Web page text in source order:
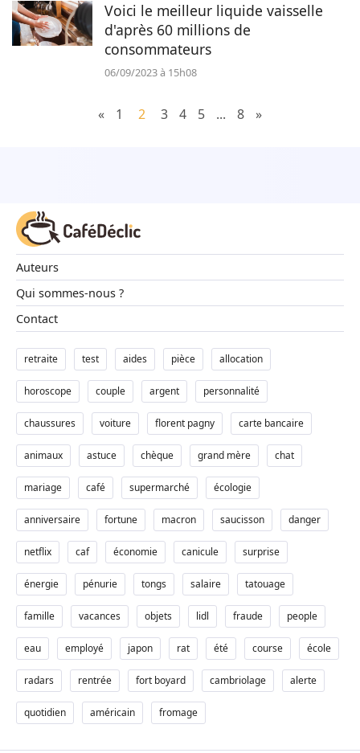
Voici le meilleur liquide vaisselle
d'après 60 millions de
consommateurs
06/09/2023 à 15h08
« 1 2 3 4 5 ... 8 »
Auteurs
Qui sommes-nous ?
Contact
retraite test aides pièce allocation
horoscope couple argent personnalité
chaussures voiture florent pagny carte bancaire
animaux astuce chèque grand mère chat
mariage café supermarché écologie
anniversaire fortune macron saucisson danger
netflix caf économie canicule surprise
énergie pénurie tongs salaire tatouage
famille vacances objets lidl fraude people
eau employé japon rat été course école
radars rentrée fort boyard cambriolage alerte
quotidien américain fromage